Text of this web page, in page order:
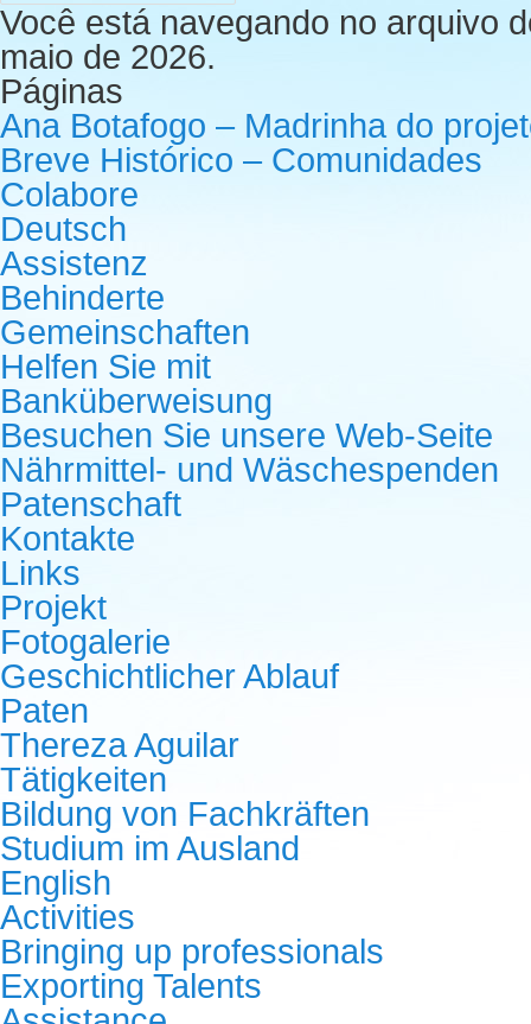
Você está navegando no arquivo
maio de 2026.
Páginas
Ana Botafogo – Madrinha do
Breve Histórico – Comunidades
Colabore
Deutsch
Assistenz
Behinderte
Gemeinschaften
Helfen Sie mit
Banküberweisung
Besuchen Sie unsere Web-Seite
Nährmittel- und Wäschespenden
Patenschaft
Kontakte
Links
Projekt
Fotogalerie
Geschichtlicher Ablauf
Paten
Thereza Aguilar
Tätigkeiten
Bildung von Fachkräften
Studium im Ausland
English
Activities
Bringing up professionals
Exporting Talents